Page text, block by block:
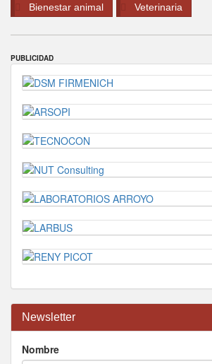
Bienestar animal
Veterinaria
PUBLICIDAD
Newsletter
Nombre